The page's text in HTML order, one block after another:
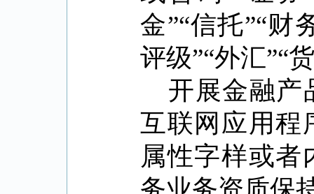
金”“信托”“财
评级”“外汇”“
开展金融产
互联网应用程
属性字样或